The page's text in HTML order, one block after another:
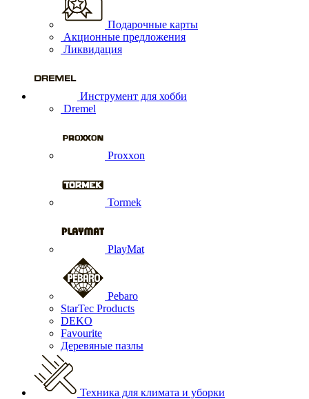
Подарочные карты
Акционные предложения
Ликвидация
Инструмент для хобби
Dremel
Proxxon
Tormek
PlayMat
Pebaro
StarTec Products
DEKO
Favourite
Деревяные пазлы
Техника для климата и уборки